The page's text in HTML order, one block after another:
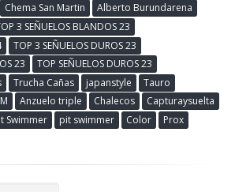
Chema San Martin
Alberto Burundarena
3 SEÑUELOS BLANDOS 23
TOP 3 SEÑUELOS DUROS 23
23
TOP SEÑUELOS DUROS 23
Trucha Cañas japanstyle
Tauro
Anzuelo triple Chalecos
Capturaysuelta
Swimmer pit swimmer Color
Prox